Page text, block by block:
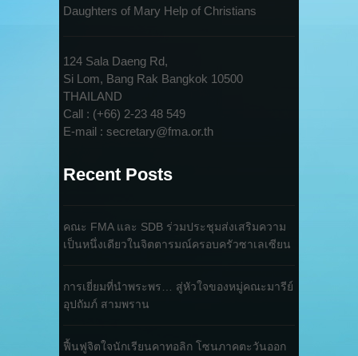
Daughters of Mary Help of Christians
124 Sala Daeng Rd,
Si Lom, Bang Rak Bangkok 10500
THAILAND
Call : (+66) 2-23 48 549
E-mail : secretary@fma.or.th
Recent Posts
คณะ FMA และ SDB ร่วมประชุมส่งเสริมความ
เป็นหนึ่งเดียวในจิตตารมณ์ครอบครัวซาเลเซียน
การเยี่ยมที่นำพระพร… สู่หัวใจของหมู่คณะมารีย์
อุปถัมภ์ สามพราน
ฟื้นฟูจิตใจนักเรียนคาทอลิก โซนภาคตะวันออก